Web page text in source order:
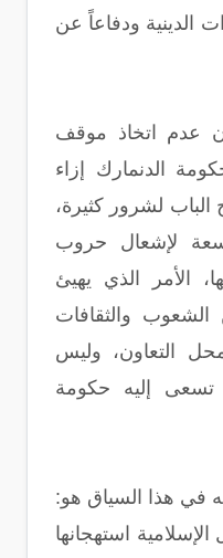
الدينية ودفاعاً عن
عدم اتخاذ موقف
الدنمارك إزاء
الباب لشرور كثيرة،
لإشعال حروب
الأمر الذي يهيئ
الشعوب والثقافات
التعاون، وليس
إليه حكومة
في هذا السياق هو:
استهجانها